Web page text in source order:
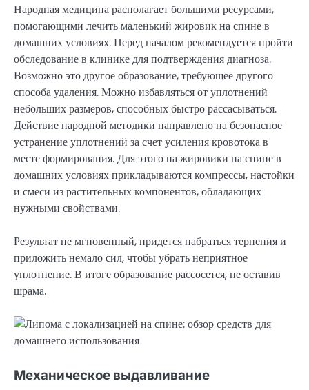
Народная медицина располагает большими ресурсами,
помогающими лечить маленький жировик на спине в
домашних условиях. Перед началом рекомендуется пройти
обследование в клинике для подтверждения диагноза.
Возможно это другое образование, требующее другого
способа удаления. Можно избавляться от уплотнений
небольших размеров, способных быстро рассасываться.
Действие народной методики направлено на безопасное
устранение уплотнений за счет усиления кровотока в
месте формирования. Для этого на жировики на спине в
домашних условиях прикладываются компрессы, настойки
и смеси из растительных компонентов, обладающих
нужными свойствами.
Результат не мгновенный, придется набраться терпения и
приложить немало сил, чтобы убрать неприятное
уплотнение. В итоге образование рассосется, не оставив
шрама.
Механическое выдавливание